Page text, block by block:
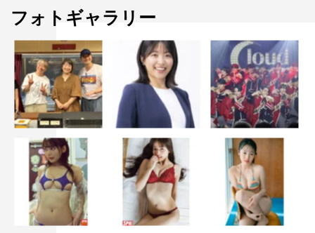
番組公式X（旧 Twitter）： @guru99_ntv
©日本テレビ
フォトギャラリー